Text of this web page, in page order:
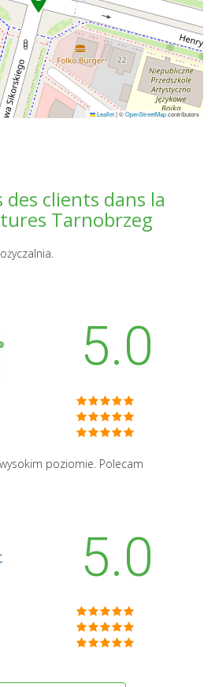
Leaflet|©OpenStreetMapcontributors
clients dans la
Tarnobrzeg
5.0
poziomie. Polecam
5.0